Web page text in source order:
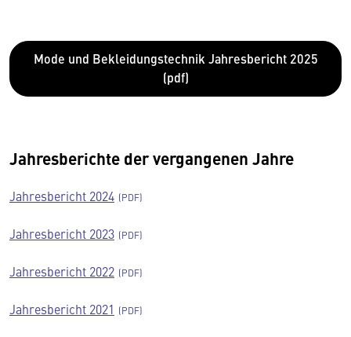
Mode und Bekleidungstechnik Jahresbericht 2025
(pdf)
Jahresberichte der vergangenen Jahre
Jahresbericht 2024
Jahresbericht 2023
Jahresbericht 2022
Jahresbericht 2021